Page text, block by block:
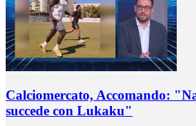
Calciomercato, Accomando:
succede con Lukaku"